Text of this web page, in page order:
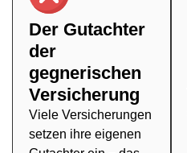
Der Gutachter
der
gegnerischen
Versicherung
Viele Versicherungen
setzen ihre eigenen